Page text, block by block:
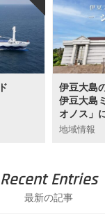
伊豆大島
伊豆大島
オノス」
地域情報
Recent Entries
最新の記事